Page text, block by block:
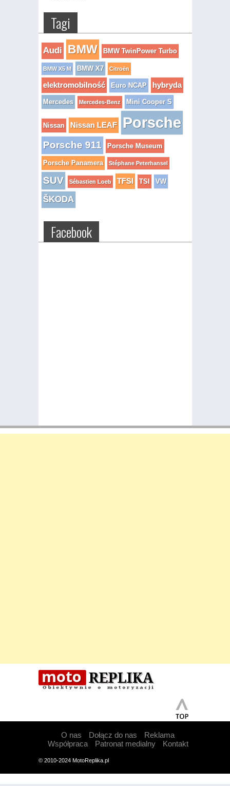
Tagi
Audi BMW BMW TwinPower Turbo
BMW X5 M BMW X7 Citroën
elektromobilność Euro NCAP hybryda
Mercedes Mercedes-Benz Mini Cooper S
Nissan Nissan LEAF Porsche
Porsche 911 Porsche Museum
Porsche Panamera Stéphane Peterhansel
SUV Sébastien Loeb TFSI TSI VW
ŠKODA
Facebook
O nas Dołącz do nas
Reklama
Współpraca
Patronat medialny Kontakt
© 2010-2024 MotoReplika.pl